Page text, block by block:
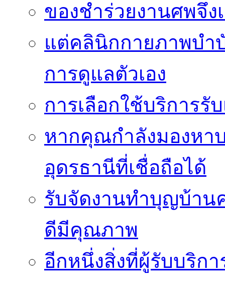
ของชำร่วยงานศพจึ
แต่คลินิกกายภาพบำ
การดูแลตัวเอง
การเลือกใช้บริการรั
หากคุณกำลังมองหา
อุดรธานีที่เชื่อถือได้
รับจัดงานทำบุญบ้าน
ดีมีคุณภาพ
อีกหนึ่งสิ่งที่ผู้รับบริก